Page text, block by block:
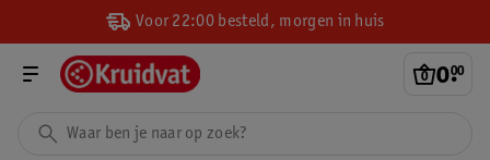
Voor 22:00 besteld, morgen in huis
0.
00